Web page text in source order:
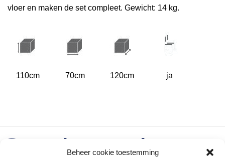
Beheer cookie toestemming
vloer en maken de set compleet. Gewicht: 14 kg.
110cm 70cm 120cm ja
Gerelateerde